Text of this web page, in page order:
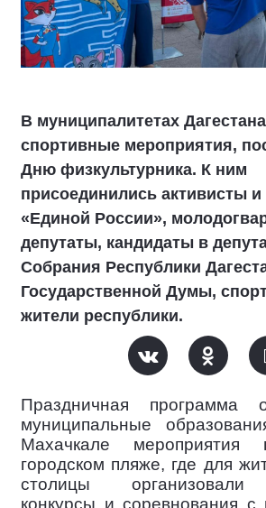
В муниципалитетах
спортивные мероприятия,
Дню физкультурника. К ним
присоединились активисты и
«Единой России»,
депутаты, кандидаты в
Собрания Республики
Государственной Думы,
жители республики.
Праздничная программа
муниципальные
Махачкале мероприятия
городском пляже, где для
столицы организовали
конкурсы и соревнования с